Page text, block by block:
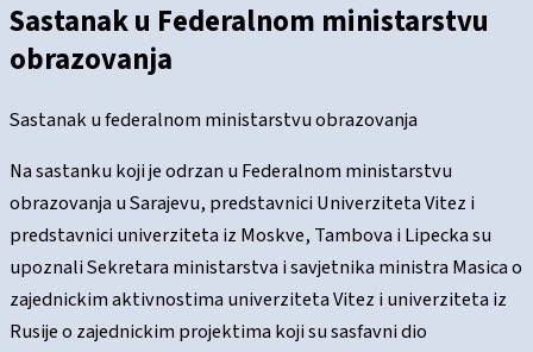
Sastanak u Federalnom ministarstvu
obrazovanja
Sastanak u federalnom ministarstvu obrazovanja
Na sastanku koji je odrzan u Federalnom ministarstvu
obrazovanja u Sarajevu, predstavnici Univerziteta Vitez i
predstavnici univerziteta iz Moskve, Tambova i Lipecka su
upoznali Sekretara ministarstva i savjetnika ministra Masica o
zajednickim aktivnostima univerziteta Vitez i univerziteta iz
Rusije o zajednickim projektima koji su sasfavni dio